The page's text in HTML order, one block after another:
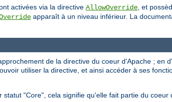
activées via la directive AllowOverride, et
apparaît à un niveau inférieur. La
de la directive du coeur d'Apache ;
utiliser la directive, et ainsi accéder à ses
statut "Core", cela signifie qu'elle fait partie du